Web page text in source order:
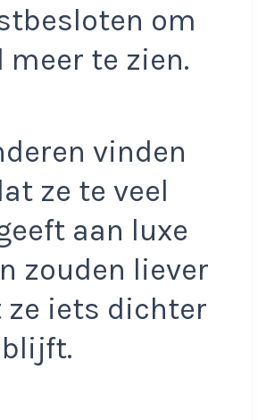
om
meer te zien.
vinden
ze te veel
aan luxe
zouden liever
ze iets dichter